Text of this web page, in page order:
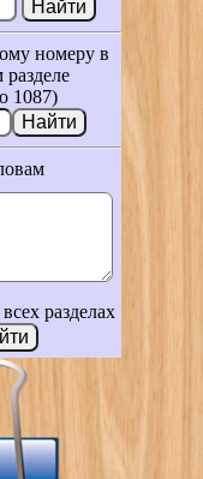
номеру в
1087)
разделах